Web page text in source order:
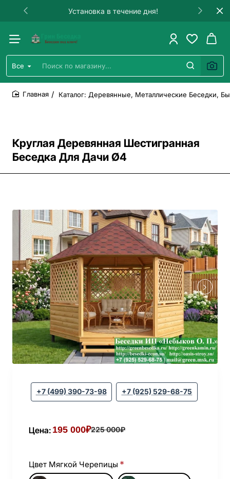
Установка в течение дня!
Все
Поиск
по
магазину...
Круглая Деревянная Шестигранная
Беседка Для Дачи Ø4
Каталог: Деревянные, Металлические Беседки,
+7 (499) 390-73-98 +7 (925) 529-68-75
Цена: 195 000₽225 000₽
Цвет Мягкой Черепицы